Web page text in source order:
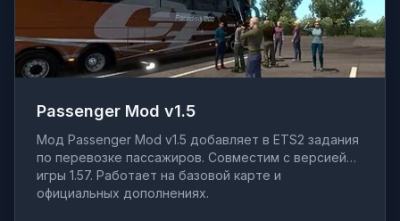
Passenger Mod v1.5
Мод Passenger Mod v1.5 добавляет в ETS2 задания
по перевозке пассажиров. Совместим с версией
игры 1.57. Работает на базовой карте и
официальных дополнениях.